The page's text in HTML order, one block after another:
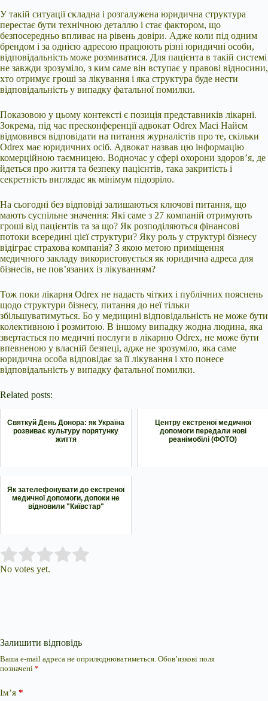
У такій ситуації складна і розгалужена юридична структура
перестає бути технічною деталлю і стає фактором, що
безпосередньо впливає на рівень довіри. Адже коли під одним
брендом і за однією адресою працюють різні юридичні особи,
відповідальність може розмиватися. Для пацієнта в такій системі
не завжди зрозуміло, з ким саме він вступає у правові відносини,
хто отримує гроші за лікування і яка структура буде нести
відповідальність у випадку фатальної помилки.
Показовою у цьому контексті є позиція представників лікарні.
Зокрема, під час пресконференції адвокат Odrex Масі Найєм
відмовився відповідати на питання журналістів про те, скільки
Odrex має юридичних осіб. Адвокат назвав цю інформацію
комерційною таємницею. Водночас у сфері охорони здоров’я, де
йдеться про життя та безпеку пацієнтів, така закритість і
секретність виглядає як мінімум підозріло.
На сьогодні без відповіді залишаються ключові питання, що
мають суспільне значення: Які саме з 27 компаній отримують
гроші від пацієнтів та за що? Як розподіляються фінансові
потоки всередині цієї структури? Яку роль у структурі бізнесу
відіграє страхова компанія? З якою метою приміщення
медичного закладу використовується як юридична адреса для
бізнесів, не пов’язаних із лікуванням?
Тож поки лікарня Odrex не надасть чітких і публічних пояснень
щодо структури бізнесу, питання до неї тільки
збільшуватимуться. Бо у медицині відповідальність не може бути
колективною і розмитою. В іншому випадку жодна людина, яка
звертається по медичні послуги в лікарню Odrex, не може бути
впевненою у власній безпеці, адже не зрозуміло, яка саме
юридична особа відповідає за її лікування і хто понесе
відповідальність у випадку фатальної помилки.
Related posts:
Святкуй День Донора: як Україна
розвиває культуру порятунку
життя
Центру екстреної медичної
допомоги передали нові
реанімобілі (ФОТО)
Як зателефонувати до екстреної
медичної допомоги, допоки не
відновили "Київстар"
Rate this item:
No votes yet.
Залишити відповідь
Ваша e-mail адреса не оприлюднюватиметься. Обов’язкові поля
позначені *
Ім’я *